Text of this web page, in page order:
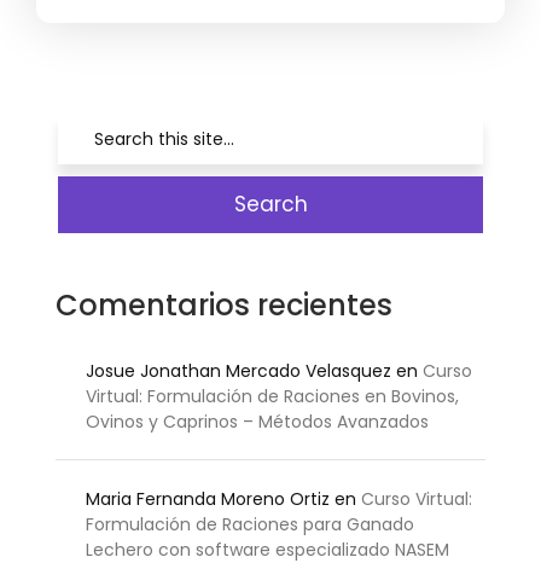
Comentarios recientes
Josue Jonathan Mercado Velasquez en Curso
Virtual: Formulación de Raciones en Bovinos,
Ovinos y Caprinos – Métodos Avanzados
Maria Fernanda Moreno Ortiz en Curso Virtual:
Formulación de Raciones para Ganado
Lechero con software especializado NASEM